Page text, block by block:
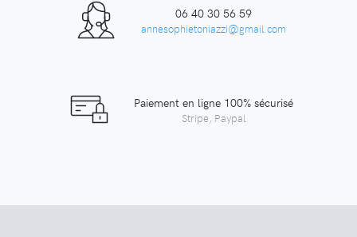
06 40 30 56 59
annesophietoniazzi@gmail.com
Paiement en ligne 100% sécurisé
Stripe, Paypal